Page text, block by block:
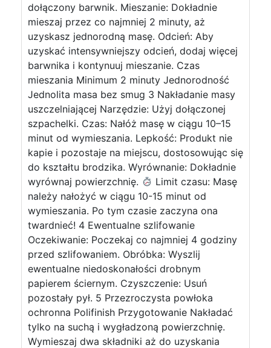
dołączony barwnik. Mieszanie: Dokładnie
mieszaj przez co najmniej 2 minuty, aż
uzyskasz jednorodną masę. Odcień: Aby
uzyskać intensywniejszy odcień, dodaj więcej
barwnika i kontynuuj mieszanie. Czas
mieszania Minimum 2 minuty Jednorodność
Jednolita masa bez smug 3 Nakładanie masy
uszczelniającej Narzędzie: Użyj dołączonej
szpachelki. Czas: Nałóż masę w ciągu 10–15
minut od wymieszania. Lepkość: Produkt nie
kapie i pozostaje na miejscu, dostosowując się
do kształtu brodzika. Wyrównanie: Dokładnie
wyrównaj powierzchnię.
Limit czasu: Masę
należy nałożyć w ciągu 10-15 minut od
wymieszania. Po tym czasie zaczyna ona
twardnieć! 4 Ewentualne szlifowanie
Oczekiwanie: Poczekaj co najmniej 4 godziny
przed szlifowaniem. Obróbka: Wyszlij
ewentualne niedoskonałości drobnym
papierem ściernym. Czyszczenie: Usuń
pozostały pył. 5 Przezroczysta powłoka
ochronna Polifinish Przygotowanie Nakładać
tylko na suchą i wygładzoną powierzchnię.
Wymieszaj dwa składniki aż do uzyskania